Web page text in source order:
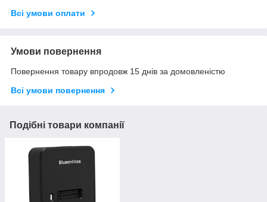
Всі умови оплати
Умови повернення
Повернення товару впродовж 15 днів за домовленістю
Всі умови повернення
Подібні товари компанії